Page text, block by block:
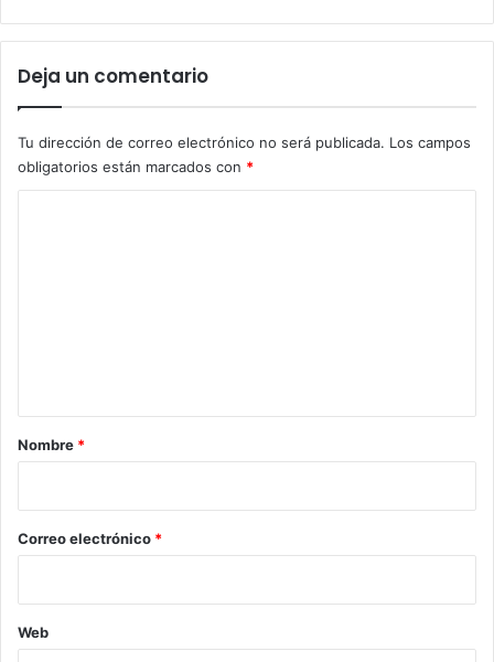
Deja un comentario
Tu dirección de correo electrónico no será publicada. Los campos
obligatorios están marcados con *
r
*
Nombre *
Correo electrónico *
Web